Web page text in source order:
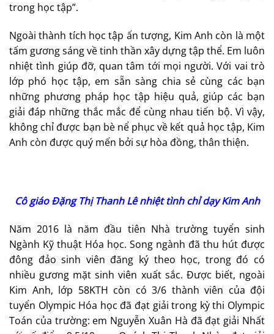
trong học tập”.
Ngoài thành tích học tập ấn tượng, Kim Anh còn là một
tấm gương sáng về tinh thần xây dựng tập thể. Em luôn
nhiệt tình giúp đỡ, quan tâm tới mọi người. Với vai trò
lớp phó học tập, em sẵn sàng chia sẻ cùng các bạn
những phương pháp học tập hiệu quả, giúp các bạn
giải đáp những thắc mắc để cùng nhau tiến bộ. Vì vậy,
không chỉ được bạn bè nể phục về kết quả học tập, Kim
Anh còn được quý mến bởi sự hòa đồng, thân thiện.
Cô giáo Đặng Thị Thanh Lê nhiệt tình chỉ dạy Kim Anh
Năm 2016 là năm đầu tiên Nhà trường tuyển sinh
Ngành Kỹ thuật Hóa học. Song ngành đã thu hút được
đông đảo sinh viên đăng ký theo học, trong đó có
nhiều gương mặt sinh viên xuất sắc. Được biết, ngoài
Kim Anh, lớp 58KTH còn có 3/6 thành viên của đội
tuyển Olympic Hóa học đã đạt giải trong kỳ thi Olympic
Toán của trường: em Nguyễn Xuân Hà đã đạt giải Nhất